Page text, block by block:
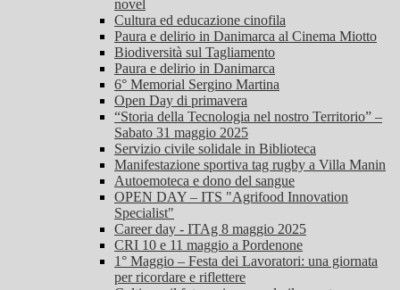
novel
Cultura ed educazione cinofila
Paura e delirio in Danimarca al Cinema Miotto
Biodiversità sul Tagliamento
Paura e delirio in Danimarca
6° Memorial Sergino Martina
Open Day di primavera
“Storia della Tecnologia nel nostro Territorio” –
Sabato 31 maggio 2025
Servizio civile solidale in Biblioteca
Manifestazione sportiva tag rugby a Villa Manin
Autoemoteca e dono del sangue
OPEN DAY – ITS "Agrifood Innovation
Specialist"
Career day - ITAg 8 maggio 2025
CRI 10 e 11 maggio a Pordenone
1° Maggio – Festa dei Lavoratori: una giornata
per ricordare e riflettere